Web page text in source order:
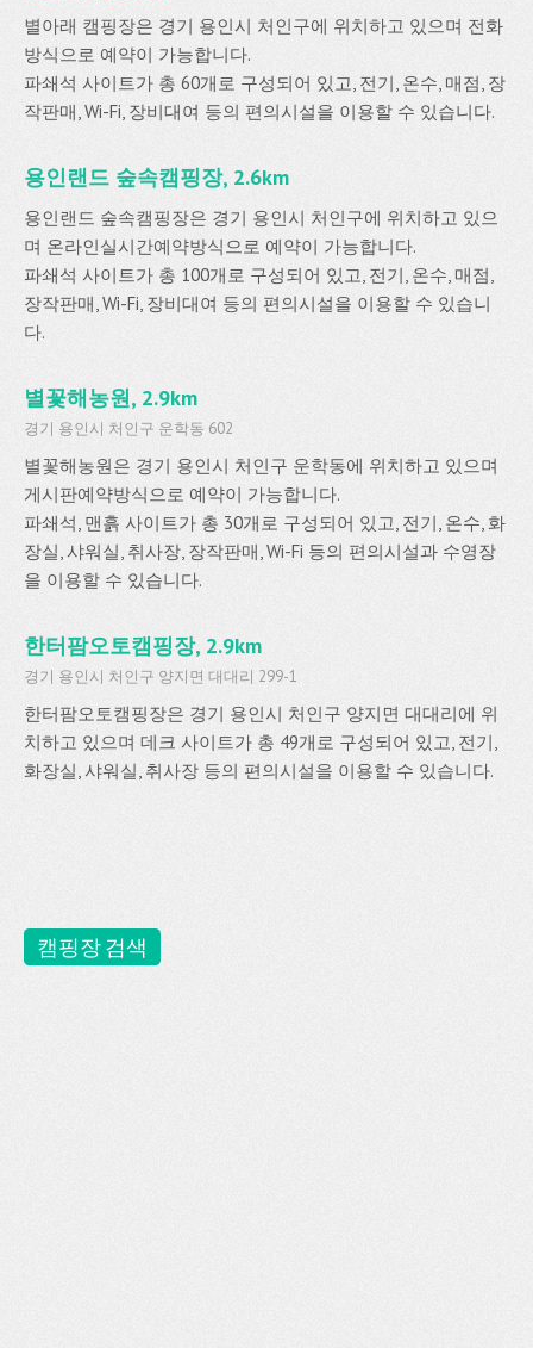
별아래 캠핑장은 경기 용인시 처인구에 위치하고 있으며 전화
방식으로 예약이 가능합니다.
파쇄석 사이트가 총 60개로 구성되어 있고, 전기, 온수, 매점, 장
작판매, Wi-Fi, 장비대여 등의 편의시설을 이용할 수 있습니다.
용인랜드 숲속캠핑장, 2.6km
용인랜드 숲속캠핑장은 경기 용인시 처인구에 위치하고 있으
며 온라인실시간예약방식으로 예약이 가능합니다.
파쇄석 사이트가 총 100개로 구성되어 있고, 전기, 온수, 매점,
장작판매, Wi-Fi, 장비대여 등의 편의시설을 이용할 수 있습니
다.
별꽃해농원, 2.9km
경기 용인시 처인구 운학동 602
별꽃해농원은 경기 용인시 처인구 운학동에 위치하고 있으며
게시판예약방식으로 예약이 가능합니다.
파쇄석, 맨흙 사이트가 총 30개로 구성되어 있고, 전기, 온수, 화
장실, 샤워실, 취사장, 장작판매, Wi-Fi 등의 편의시설과 수영장
을 이용할 수 있습니다.
한터팜오토캠핑장, 2.9km
경기 용인시 처인구 양지면 대대리 299-1
한터팜오토캠핑장은 경기 용인시 처인구 양지면 대대리에 위
치하고 있으며 데크 사이트가 총 49개로 구성되어 있고, 전기,
화장실, 샤워실, 취사장 등의 편의시설을 이용할 수 있습니다.
캠핑장 검색